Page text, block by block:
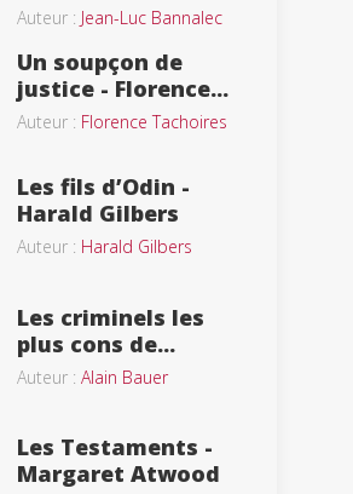
Auteur : Jean-Luc Bannalec
Un soupçon de
justice - Florence...
Auteur : Florence Tachoires
Les fils d’Odin -
Harald Gilbers
Auteur : Harald Gilbers
Les criminels les
plus cons de...
Auteur : Alain Bauer
Les Testaments -
Margaret Atwood